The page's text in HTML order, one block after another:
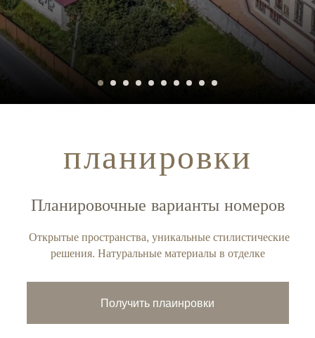
планировки
Планировочные варианты номеров
Открытые пространства, уникальные стилистические
решения. Натуральные материалы в отделке
Получить плаинровки